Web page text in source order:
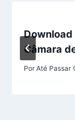
Câmara
PorAté Passar